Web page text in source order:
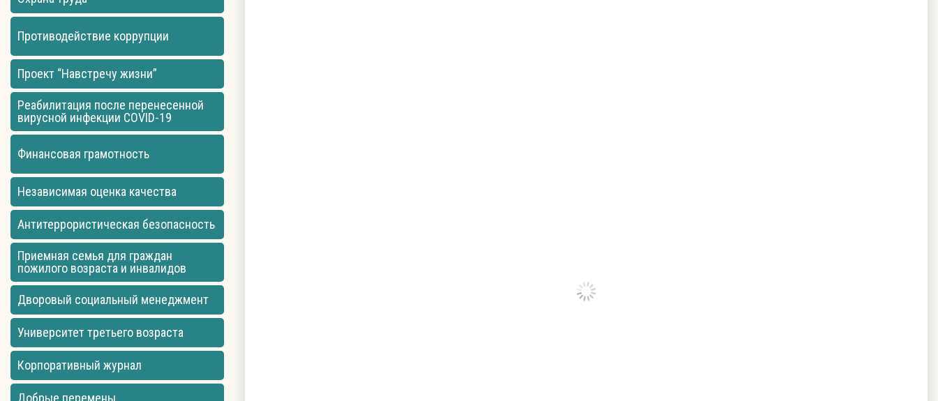
Противодействие коррупции
Проект “Навстречу жизни”
Реабилитация после перенесенной
вирусной инфекции COVID-19
Финансовая грамотность
Независимая оценка качества
Антитеррористическая безопасность
Приемная семья для граждан
пожилого возраста и инвалидов
Дворовый социальный менеджмент
Университет третьего возраста
Корпоративный журнал
Добрые перемены